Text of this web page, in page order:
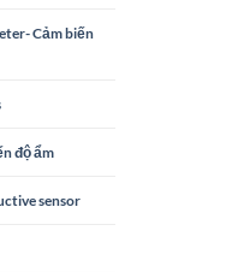
Cảm biến
độ ẩm
sensor